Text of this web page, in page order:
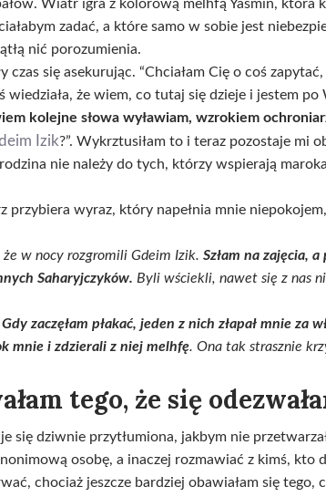
Wiatr igra z kolorową melhfą Yasmin, która
zadać, a które samo w sobie jest
nić porozumienia.
się asekurując. “Chciałam Cię o coś
że wiem, co tutaj się dzieje i jestem po
kolejne słowa wyławiam, wzrokiem
Izik?”. Wykrztusiłam to i teraz pozostaje mi
nie należy do tych, którzy wspierają
przybiera wyraz, który napełnia mnie
w nocy rozgromili Gdeim Izik. Szłam na zajęcia,
Saharyjczyków. Byli wściekli, nawet się z nas
Gdy zaczęłam płakać, jeden z nich złapał mnie za
mnie i zdzierali z niej melhfę. Ona tak strasznie
tego, że się
się dziwnie przytłumiona, jakbym nie
osobę, a inaczej rozmawiać z kimś, kto
chociaż jeszcze bardziej obawiałam się tego,